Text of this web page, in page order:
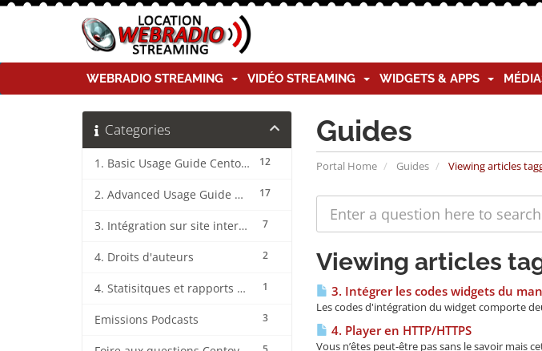
WEBRADIO STREAMING VIDÉO STREAMING WIDGETS & APPS
Guides
Portal Home Guides Viewing articles
Categories
12
1. Basic Usage Guide CentovaCast
17
2. Advanced Usage Guide CentovaCast
7
3. Intégration sur site internet CentovaCast
2
4. Droits d'auteurs
1
4. Statisitques et rapports CentovaCast
3
Emissions Podcasts
Viewing articles
3. Intégrer les codes widgets du
Les codes d'intégration du widget comporte
4. Player en HTTP/HTTPS
Vous n’êtes peut-être pas sans le savoir mais